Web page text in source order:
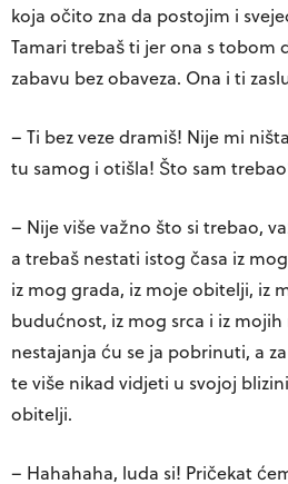
koja očito zna da postojim i
Tamari trebaš ti jer ona s tobom
zabavu bez obaveza. Ona i ti
– Ti bez veze dramiš! Nije mi
tu samog i otišla! Što sam
– Nije više važno što si trebao,
a trebaš nestati istog časa iz
iz mog grada, iz moje obitelji, iz
budućnost, iz mog srca i iz
nestajanja ću se ja pobrinuti, a
te više nikad vidjeti u svojoj
obitelji.
– Hahahaha, luda si! Pričekat